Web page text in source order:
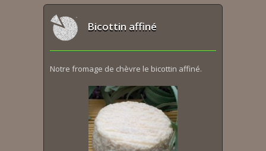
Bicottin affiné
Notre fromage de chèvre le bicottin affiné.